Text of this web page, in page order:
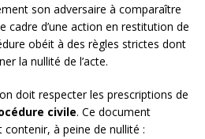
son adversaire à comparaître
cadre d’une action en restitution de
obéit à des règles strictes dont
la nullité de l’acte.
doit respecter les prescriptions de
civile. Ce document
à peine de nullité :